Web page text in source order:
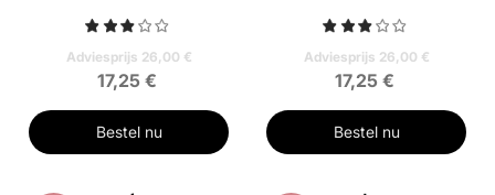
Adviesprijs 26,00 €
17,25 €
Bestel nu
Adviesprijs 26,00 €
17,25 €
Bestel nu